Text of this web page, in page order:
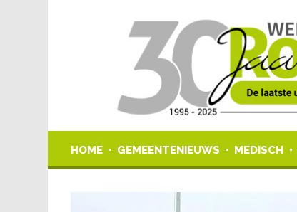
HOME GEMEENTENIEUWS MEDISCH